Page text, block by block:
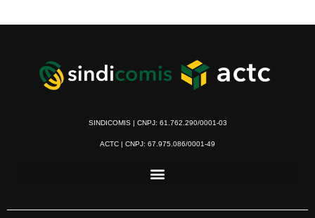
SINDICOMIS | CNPJ: 61.762.290/0001-03
ACTC | CNPJ: 67.975.086/0001-49